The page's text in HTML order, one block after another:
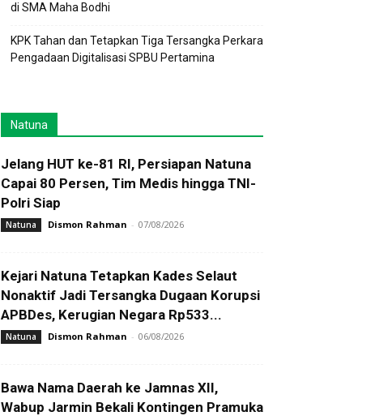
di SMA Maha Bodhi
KPK Tahan dan Tetapkan Tiga Tersangka Perkara
Pengadaan Digitalisasi SPBU Pertamina
Natuna
Jelang HUT ke-81 RI, Persiapan Natuna
Capai 80 Persen, Tim Medis hingga TNI-
Polri Siap
Natuna Dismon Rahman - 07/08/2026
Kejari Natuna Tetapkan Kades Selaut
Nonaktif Jadi Tersangka Dugaan Korupsi
APBDes, Kerugian Negara Rp533...
Natuna Dismon Rahman - 06/08/2026
Bawa Nama Daerah ke Jamnas XII,
Wabup Jarmin Bekali Kontingen Pramuka